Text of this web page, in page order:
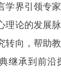
学界引领专
理论的发展
转向，帮助
继承到前沿